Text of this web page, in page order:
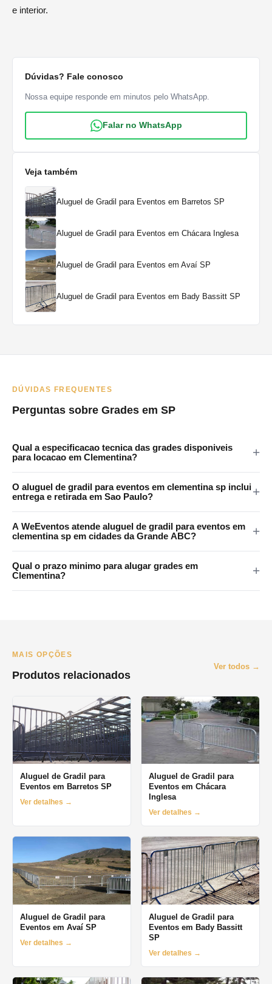
e interior.
Dúvidas? Fale conosco
Nossa equipe responde em minutos pelo WhatsApp.
Falar no WhatsApp
Veja também
Aluguel de Gradil para Eventos em Barretos SP
Aluguel de Gradil para Eventos em Chácara Inglesa
Aluguel de Gradil para Eventos em Avaí SP
Aluguel de Gradil para Eventos em Bady Bassitt SP
DÚVIDAS FREQUENTES
Perguntas sobre Grades em SP
Qual a especificacao tecnica das grades disponiveis
para locacao em Clementina?
pontos e tratamento anticorrosao. Certificadas para eventos
O aluguel de gradil para eventos em clementina sp inclui
entrega e retirada em Sao Paulo?
Paulo e Grande SP. Atendemos Clementina e regiao
A WeEventos atende aluguel de gradil para eventos em
clementina sp em cidades da Grande ABC?
Diadema e Maua. Consulte disponibilidade pelo WhatsApp.
Qual o prazo minimo para alugar grades em
Clementina?
MAIS OPÇÕES
Produtos relacionados
Ver todos →
Aluguel de Gradil para
Eventos em Barretos SP
Ver detalhes →
Aluguel de Gradil para
Eventos em Chácara
Inglesa
Ver detalhes →
Aluguel de Gradil para
Eventos em Avaí SP
Ver detalhes →
Aluguel de Gradil para
Eventos em Bady Bassitt
SP
Ver detalhes →